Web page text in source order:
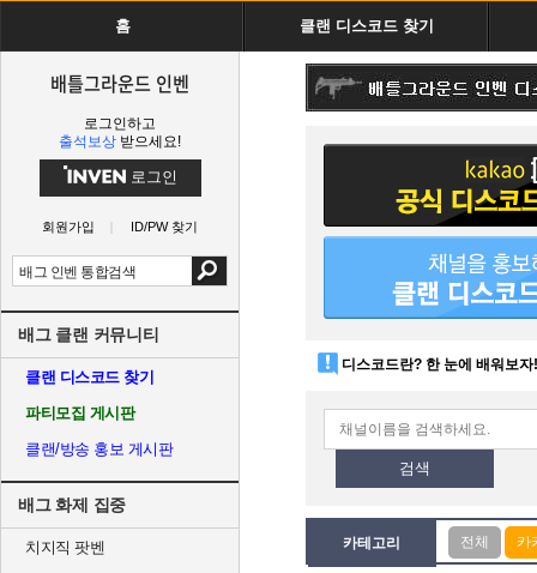
홈 클랜 디스코드 찾기
배틀그라운드 인벤
로그인하고
출석보상 받으세요!
로그인
회원가입 ID/PW 찾기
배그 클랜 커뮤니티
클랜 디스코드 찾기
파티모집 게시판
클랜/방송 홍보 게시판
배그 화제 집중
치지직 팟벤
디스코드란? 한 눈에 배워보자!
검색
카테고리